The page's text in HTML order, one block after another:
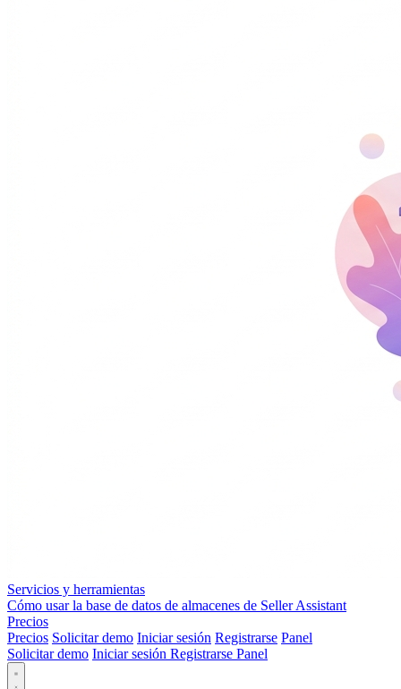
Servicios y herramientas
Cómo usar la base de datos de almacenes de Seller Assistant
Precios
Precios Solicitar demo Iniciar sesión Registrarse Panel
Solicitar demo Iniciar sesión Registrarse Panel